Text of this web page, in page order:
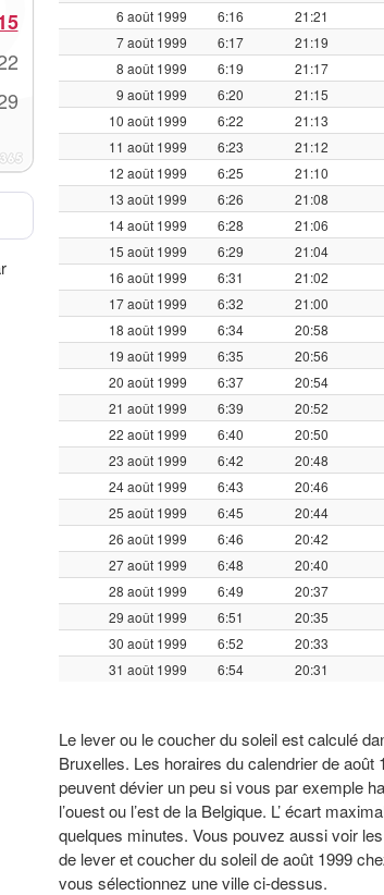
6 août 1999
6:16 21:21
7 août 1999
6:17 21:19
8 août 1999
6:19 21:17
9 août 1999
6:20 21:15
10 août 1999
6:22 21:13
11 août 1999
6:23 21:12
12 août 1999
6:25 21:10
13 août 1999
6:26 21:08
14 août 1999
6:28 21:06
15 août 1999
6:29 21:04
16 août 1999
6:31 21:02
17 août 1999
6:32 21:00
18 août 1999
6:34 20:58
19 août 1999
6:35 20:56
20 août 1999
6:37 20:54
21 août 1999
6:39 20:52
22 août 1999
6:40 20:50
23 août 1999
6:42 20:48
24 août 1999
6:43 20:46
25 août 1999
6:45 20:44
26 août 1999
6:46 20:42
27 août 1999
6:48 20:40
28 août 1999
6:49 20:37
29 août 1999
6:51 20:35
30 août 1999
6:52 20:33
31 août 1999
6:54 20:31
Le lever ou le coucher du soleil est calculé
Bruxelles. Les horaires du calendrier de août
peuvent dévier un peu si vous par exemple
l’ouest ou l’est de la Belgique. L’ écart
quelques minutes. Vous pouvez aussi voir
de lever et coucher du soleil de août 1999
vous sélectionnez une ville ci-dessus.